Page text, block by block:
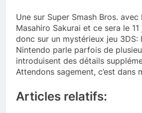
Une sur Super Smash Bros.
Masahiro Sakurai et ce sera le 11
donc sur un mystérieux jeu 3DS:
Nintendo parle parfois de
introduisent des détails
Attendons sagement, c’est dans
Articles relatifs: